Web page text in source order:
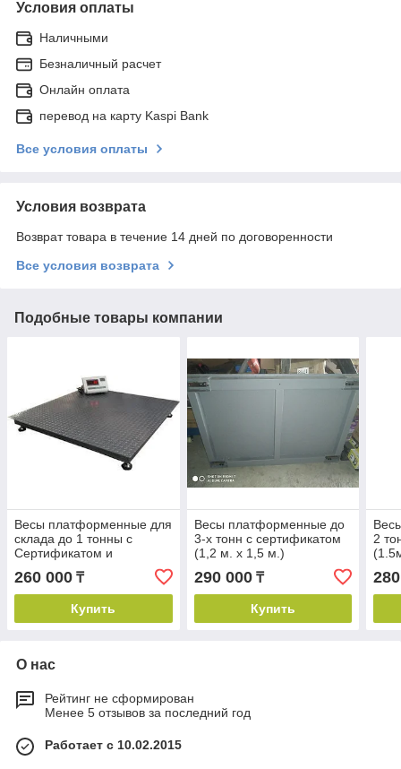
Условия оплаты
Наличными
Безналичный расчет
Онлайн оплата
перевод на карту Kaspi Bank
Все условия оплаты
Условия возврата
Возврат товара в течение 14 дней по договоренности
Все условия возврата
Подобные товары компании
Весы платформенные для
склада до 1 тонны с
Сертификатом и
Поверкой (1.2м. х 1.5 м.)
260 000 ₸
Купить
Весы платформенные до
3-х тонн с сертификатом
(1,2 м. х 1,5 м.)
290 000₸
Купить
2
О нас
Рейтинг не сформирован
Менее 5 отзывов за последний год
Работает с 10.02.2015